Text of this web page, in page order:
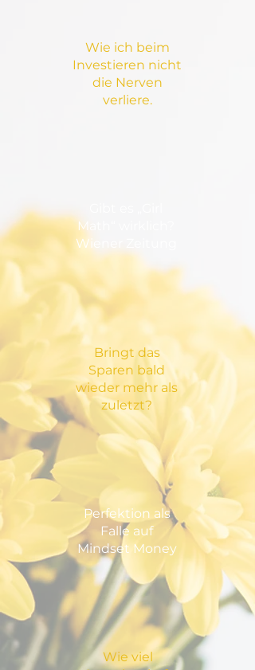
Wie ich beim
Investieren nicht
die Nerven
verliere.
Math“ wirklich?
Wiener Zeitung
Bringt das
Sparen bald
wieder mehr als
zuletzt?
Perfektion als
Falle auf
Mindset Money
Wie viel